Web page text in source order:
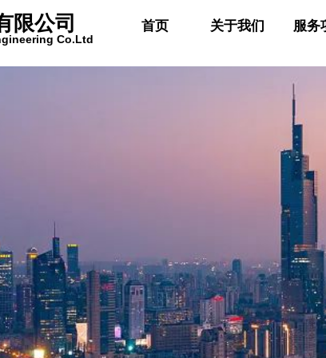
首页 关于我们 服务
以人为本 科技
打造品牌真诚合作
固 高 防
限公司
Co.Ltd